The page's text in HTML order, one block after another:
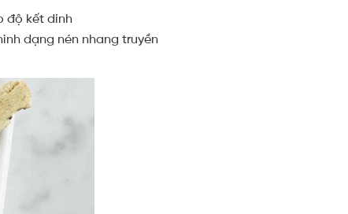
độ kết dính
dạng nén nhang truyền